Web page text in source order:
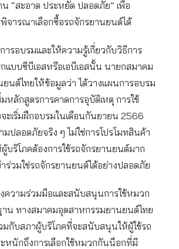
“สะอาด ประหยัด ปลอดภัย” เพื่อ
จารณาเลือกซื้อรถจักรยานยนต์ได้
ารอบรมและให้ความรู้เกี่ยวกับวิธีการ
กแบบซีบีเอสหรือเอบีเอสนั้น นายกสมาคม
นต์ไทยให้ข้อมูลว่า ได้วางแผนการอบรม
หลักสูตรการคาดการอุบัติเหตุ การใช้
ะเริ่มฝึกอบรมในเดือนกันยายน 2566
มปลอดภัยจริง ๆ ไม่ใช่การโปรโมทสินค้า
ริโภคต้องการใช้รถจักรยานยนต์มาก
ร่วมใช่รถจักรยานยนต์ได้อย่างปลอดภัย
ความร่วมมือและสนับสนุนการใช้หมวก
น ทางสมาคมอุตสาหกรรมยานยนต์ไทย
กับสภาผู้บริโภคที่จะสนับสนุนให้ผู้ใช้รถ
หนักถึงการเลือกใช้หมวกกันน็อกที่มี